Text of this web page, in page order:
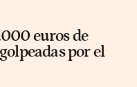
euros de
por el